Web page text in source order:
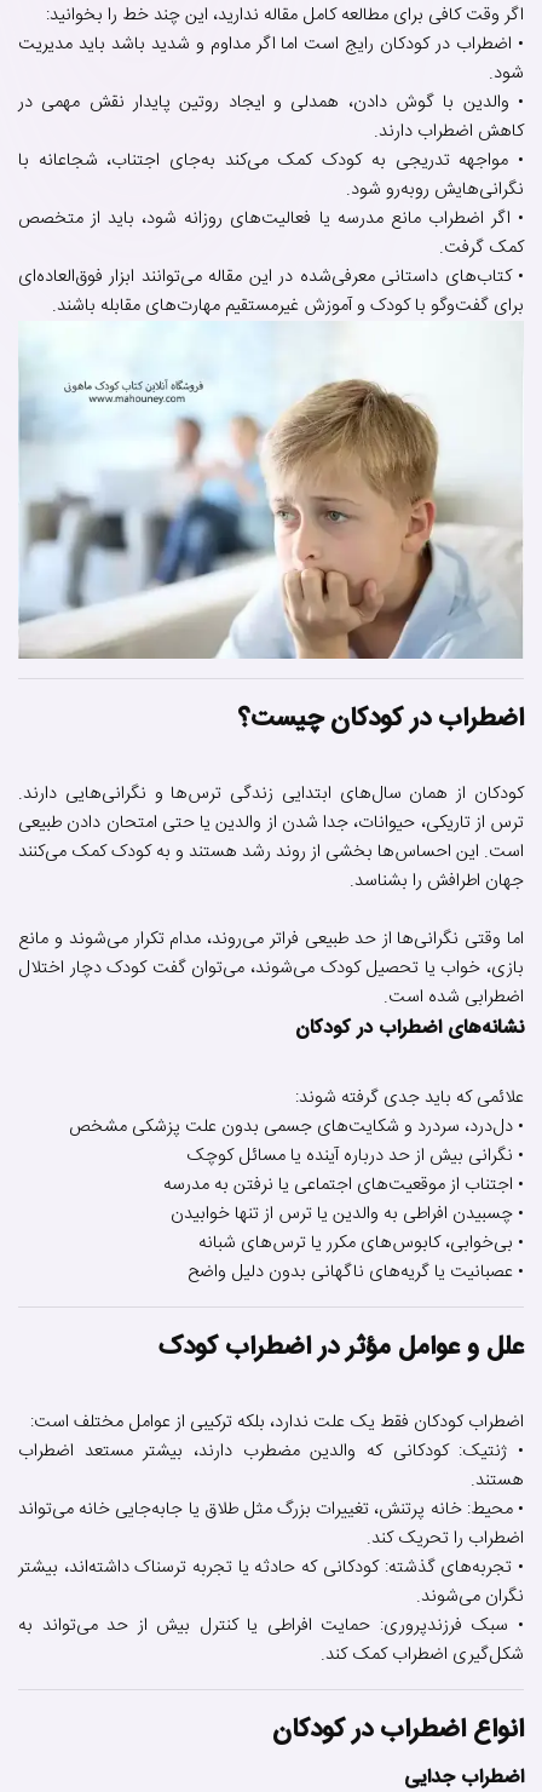
اگر وقت کافی برای مطالعه کامل مقاله ندارید، این چند خط را بخوانید:
• اضطراب در کودکان رایج است اما اگر مداوم و شدید باشد باید مدیریت
شود.
• والدین با گوش دادن، همدلی و ایجاد روتین پایدار نقش مهمی در
کاهش اضطراب دارند.
• مواجهه تدریجی به کودک کمک می‌کند به‌جای اجتناب، شجاعانه با
نگرانی‌هایش روبه‌رو شود.
• اگر اضطراب مانع مدرسه یا فعالیت‌های روزانه شود، باید از متخصص
کمک گرفت.
• کتاب‌های داستانی معرفی‌شده در این مقاله می‌توانند ابزار فوق‌العاده‌ای
برای گفت‌وگو با کودک و آموزش غیرمستقیم مهارت‌های مقابله باشند.
اضطراب در کودکان چیست؟
کودکان از همان سال‌های ابتدایی زندگی ترس‌ها و نگرانی‌هایی دارند.
ترس از تاریکی، حیوانات، جدا شدن از والدین یا حتی امتحان دادن طبیعی
است. این احساس‌ها بخشی از روند رشد هستند و به کودک کمک می‌کنند
جهان اطرافش را بشناسد.
اما وقتی نگرانی‌ها از حد طبیعی فراتر می‌روند، مدام تکرار می‌شوند و مانع
بازی، خواب یا تحصیل کودک می‌شوند، می‌توان گفت کودک دچار اختلال
اضطرابی شده است.
نشانه‌های اضطراب در کودکان
علائمی که باید جدی گرفته شوند:
• دل‌درد، سردرد و شکایت‌های جسمی بدون علت پزشکی مشخص
• نگرانی بیش از حد درباره آینده یا مسائل کوچک
• اجتناب از موقعیت‌های اجتماعی یا نرفتن به مدرسه
• چسبیدن افراطی به والدین یا ترس از تنها خوابیدن
• بی‌خوابی، کابوس‌های مکرر یا ترس‌های شبانه
• عصبانیت یا گریه‌های ناگهانی بدون دلیل واضح
علل و عوامل مؤثر در اضطراب کودک
اضطراب کودکان فقط یک علت ندارد، بلکه ترکیبی از عوامل مختلف است:
• ژنتیک: کودکانی که والدین مضطرب دارند، بیشتر مستعد اضطراب
هستند.
• محیط: خانه پرتنش، تغییرات بزرگ مثل طلاق یا جابه‌جایی خانه می‌تواند
اضطراب را تحریک کند.
• تجربه‌های گذشته: کودکانی که حادثه یا تجربه ترسناک داشته‌اند، بیشتر
نگران می‌شوند.
• سبک فرزندپروری: حمایت افراطی یا کنترل بیش از حد می‌تواند به
شکل‌گیری اضطراب کمک کند.
انواع اضطراب در کودکان
اضطراب جدایی